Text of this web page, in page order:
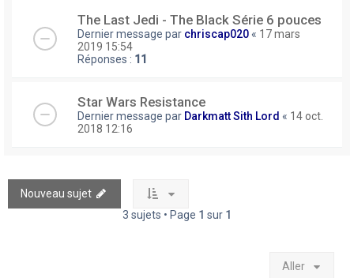
The Last Jedi - The Black Série 6 pouces
Dernier message par chriscap020 « 17 mars
2019 15:54
Réponses : 11
Star Wars Resistance
Dernier message par Darkmatt Sith Lord « 14 oct.
2018 12:16
Nouveau sujet
3 sujets • Page 1 sur 1
Aller